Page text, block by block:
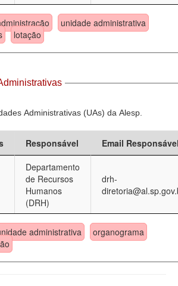
unidade administrativa
lotação
Administrativas (UAs) da Alesp.
Responsável
Email
Departamento
de Recursos
Humanos
(DRH)
drh-
administrativa
organograma